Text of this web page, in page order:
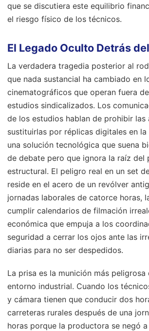
que se discutiera este equilibrio
el riesgo físico de los técnicos.
El Legado Oculto Detrás
La verdadera tragedia posterior al
que nada sustancial ha cambiado en
cinematográficos que operan fuera
estudios sindicalizados. Los
de los estudios hablan de prohibir las
sustituirlas por réplicas digitales en
una solución tecnológica que suena
de debate pero que ignora la raíz del
estructural. El peligro real en un set
reside en el acero de un revólver
jornadas laborales de catorce horas,
cumplir calendarios de filmación
económica que empuja a los
seguridad a cerrar los ojos ante las
diarias para no ser despedidos.
La prisa es la munición más peligrosa
entorno industrial. Cuando los
y cámara tienen que conducir dos
carreteras rurales después de una
horas porque la productora se negó